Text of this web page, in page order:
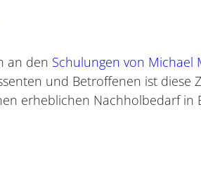
an den Schulungen von Michael
und Betroffenen ist diese
erheblichen Nachholbedarf in